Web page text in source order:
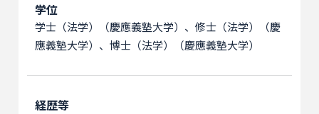
学位
学士（法学）（慶應義塾大学）、修士（法学）（慶
應義塾大学）、博士（法学）（慶應義塾大学）
経歴等